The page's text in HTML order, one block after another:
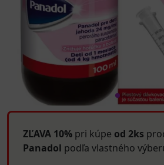
ZĽAVA 10% pri kúpe od 2ks
Panadol podľa vlastného